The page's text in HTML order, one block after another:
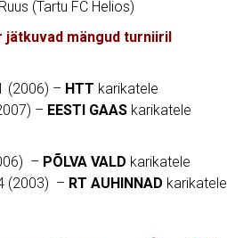
(Tartu FC Helios)
jätkuvad mängud turniiril
(2006) – HTT karikatele
– EESTI GAAS karikatele
– PÕLVA VALD karikatele
(2003) – RT AUHINNAD karikatele